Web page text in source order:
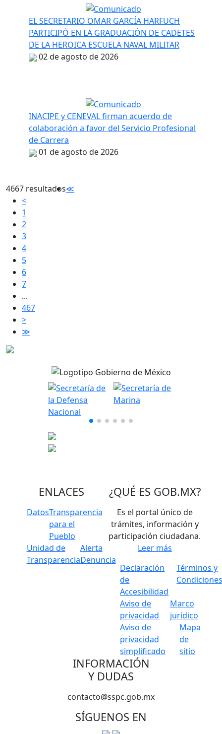
EL SECRETARIO OMAR GARCÍA HARFUCH
PARTICIPÓ EN LA GRADUACIÓN DE CADETES
DE LA HEROICA ESCUELA NAVAL MILITAR
02 de agosto de 2026
INACIPE y CENEVAL firman acuerdo de
colaboración a favor del Servicio Profesional
de Carrera
01 de agosto de 2026
4667 resultados≪
<
1
2
3
4
5
6
7
...
467
>
≫
ENLACES
DatosTransparencia
para el
Pueblo
Unidad de
Transparencia
Alerta
Denuncia
¿QUÉ ES GOB.MX?
Es el portal único de
trámites, información y
participación ciudadana.
Leer más
Declaración
de
Accesibilidad
Términos y
Aviso de
privacidad
Marco
jurídico
Aviso de
privacidad
simplificado
Mapa
de
sitio
INFORMACIÓN
Y DUDAS
contacto@sspc.gob.mx
SÍGUENOS EN